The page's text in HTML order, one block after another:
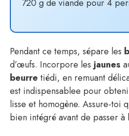
720 g de viande pour 4
Pendant ce temps, sépare les
d’œufs. Incorpore les jaunes
beurre tiédi, en remuant
est indispensablee pour
lisse et homogène. Assure-toi
bien intégré avant de passer à